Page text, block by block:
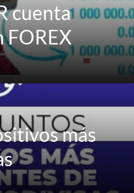
cuenta
FOREX
más